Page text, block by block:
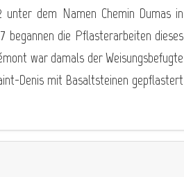
unter dem Namen Chemin Dumas in
begannen die Pflasterarbeiten dieses
war damals der Weisungsbefugte
Denis mit Basaltsteinen gepflastert